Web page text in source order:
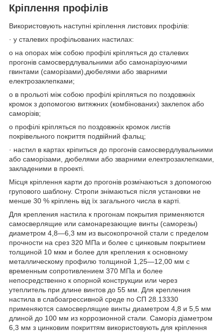
Кріплення профілів
Використовують наступні кріплення листових профілів:
· у сталевих профільованих настилах:
o на опорах між собою профілі кріпляться до сталевих
прогонів самосвердлувальними або самонарізуючими
гвинтами (саморізами),дюбелями або зварними
електрозаклепками;
o в прольоті між собою профілі кріпляться по поздовжніх
кромок з допомогою витяжних (комбінованих) заклепок або
саморізів;
o профілі кріпляться по поздовжніх кромок листів
покрівельного покриття подвійний фальц;
· настил в картах кріпиться до прогонів самосвердлувальними
або саморізами, дюбелями або зварними електрозаклепками,
закладеними в проекті.
Місця кріплення карти до прогонів розмічаються з допомогою
групового шаблону. Стропи знімаються після установки не
менше 30 % кріплень від їх загального числа в карті.
Для крепления настила к прогонам покрытия применяются
самосверлящие или самонарезающие винты (саморезы)
диаметром 4,8—6,3 мм из высокопрочной стали с пределом
прочности на срез 320 МПа и более с цинковым покрытием
толщиной 10 мкм и более для крепления к основному
металлическому профилю толщиной 1,25—12,00 мм с
временным сопротивлением 370 МПа и более
непосредственно к опорной конструкции или через
утеплитель при длине винтов до 55 мм. Для крепления
настила в слабоагрессивной среде по СП 28.13330
применяются самосверлящие винты диаметром 4,8 и 5,5 мм
длиной до 100 мм из коррозионной стали. Саморіз діаметром
6,3 мм з цинковим покриттям використовують для кріплення